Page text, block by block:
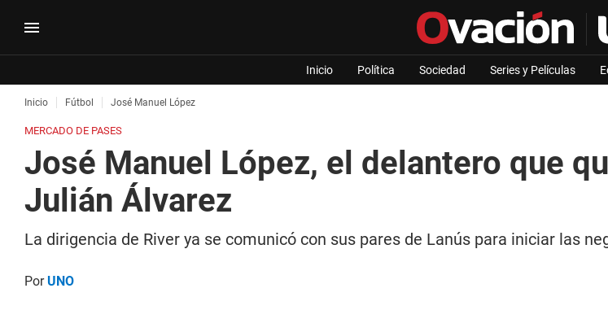
Inicio Política Sociedad Series y Películas
Inicio Fútbol José Manuel López
MERCADO DE PASES
José Manuel López, el delantero que
Julián Álvarez
La dirigencia de River ya se comunicó con sus pares de Lanús para iniciar las
PorUNO